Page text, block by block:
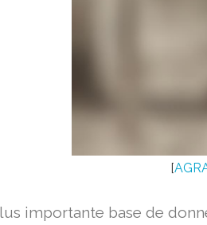
[
importante base de